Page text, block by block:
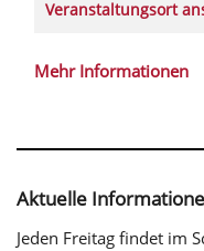
Veranstaltungsort
Mehr Informationen
Aktuelle
Jeden Freitag findet im